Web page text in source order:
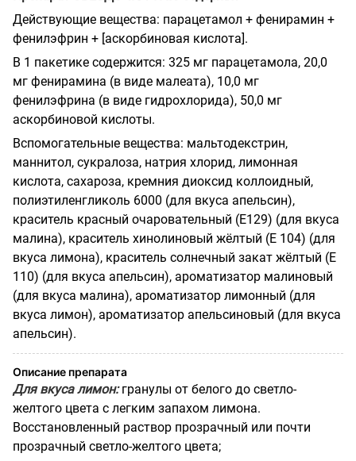
Действующие вещества: парацетамол + фенирамин +
фенилэфрин + [аскорбиновая кислота].
В 1 пакетике содержится: 325 мг парацетамола, 20,0
мг фенирамина (в виде малеата), 10,0 мг
фенилэфрина (в виде гидрохлорида), 50,0 мг
аскорбиновой кислоты.
Вспомогательные вещества: мальтодекстрин,
маннитол, сукралоза, натрия хлорид, лимонная
кислота, сахароза, кремния диоксид коллоидный,
полиэтиленгликоль 6000 (для вкуса апельсин),
краситель красный очаровательный (Е129) (для вкуса
малина), краситель хинолиновый жёлтый (Е 104) (для
вкуса лимона), краситель солнечный закат жёлтый (Е
110) (для вкуса апельсин), ароматизатор малиновый
(для вкуса малина), ароматизатор лимонный (для
вкуса лимон), ароматизатор апельсиновый (для вкуса
апельсин).
Описание препарата
Для вкуса лимон:гранулы от белого до светло-
желтого цвета с легким запахом лимона.
Восстановленный раствор прозрачный или почти
прозрачный светло-желтого цвета;